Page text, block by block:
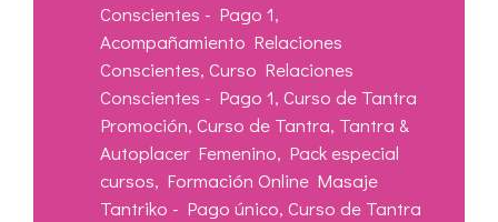
Conscientes - Pago 1,
Acompañamiento Relaciones
Conscientes, Curso Relaciones
Conscientes - Pago 1, Curso de Tantra
Promoción, Curso de Tantra, Tantra &
Autoplacer Femenino, Pack especial
cursos, Formación Online Masaje
Tantriko - Pago único, Curso de Tantra